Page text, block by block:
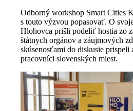
Odborný workshop Smart Cities
s touto výzvou popasovať. O
Hlohovca prišli podeliť hostia zo
štátnych orgánov a záujmových
skúsenosťami do diskusie
pracovníci slovenských miest.